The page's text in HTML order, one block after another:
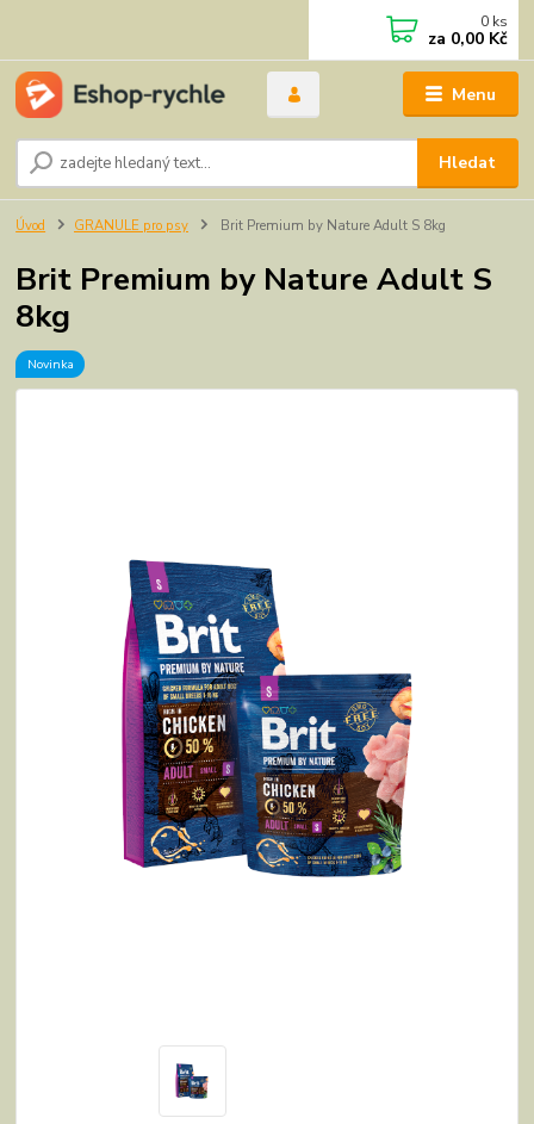
Menu
Hledat
0 ks
za 0,00 Kč
Úvod GRANULE pro psy Brit Premium by Nature Adult S 8kg
Brit Premium by Nature Adult S
8kg
Novinka